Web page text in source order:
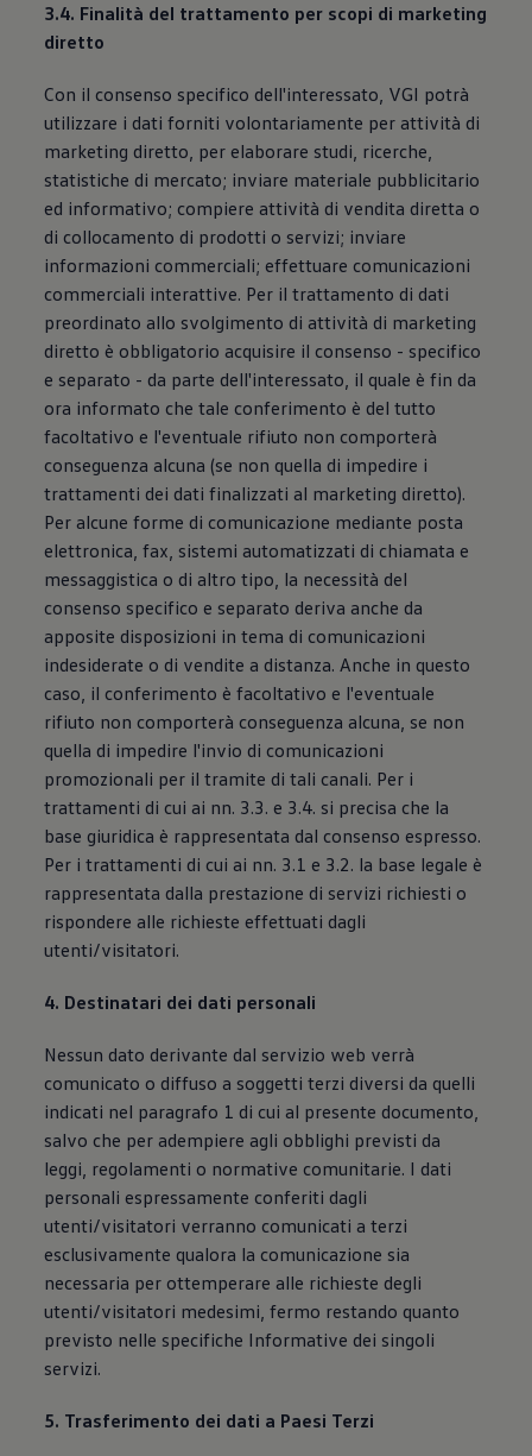
3.4. Finalità del trattamento per scopi di marketing
diretto
Con il consenso specifico dell'interessato, VGI potrà
utilizzare i dati forniti volontariamente per attività di
marketing diretto, per elaborare studi, ricerche,
statistiche di mercato; inviare materiale pubblicitario
ed informativo; compiere attività di vendita diretta o
di collocamento di prodotti o servizi; inviare
informazioni commerciali; effettuare comunicazioni
commerciali interattive. Per il trattamento di dati
preordinato allo svolgimento di attività di marketing
diretto è obbligatorio acquisire il consenso - specifico
e separato - da parte dell'interessato, il quale è fin da
ora informato che tale conferimento è del tutto
facoltativo e l'eventuale rifiuto non comporterà
conseguenza alcuna (se non quella di impedire i
trattamenti dei dati finalizzati al marketing diretto).
Per alcune forme di comunicazione mediante posta
elettronica, fax, sistemi automatizzati di chiamata e
messaggistica o di altro tipo, la necessità del
consenso specifico e separato deriva anche da
apposite disposizioni in tema di comunicazioni
indesiderate o di vendite a distanza. Anche in questo
caso, il conferimento è facoltativo e l'eventuale
rifiuto non comporterà conseguenza alcuna, se non
quella di impedire l'invio di comunicazioni
promozionali per il tramite di tali canali. Per i
trattamenti di cui ai nn. 3.3. e 3.4. si precisa che la
base giuridica è rappresentata dal consenso espresso.
Per i trattamenti di cui ai nn. 3.1 e 3.2. la base legale è
rappresentata dalla prestazione di servizi richiesti o
rispondere alle richieste effettuati dagli
utenti/visitatori.
4. Destinatari dei dati personali
Nessun dato derivante dal servizio web verrà
comunicato o diffuso a soggetti terzi diversi da quelli
indicati nel paragrafo 1 di cui al presente documento,
salvo che per adempiere agli obblighi previsti da
leggi, regolamenti o normative comunitarie. I dati
personali espressamente conferiti dagli
utenti/visitatori verranno comunicati a terzi
esclusivamente qualora la comunicazione sia
necessaria per ottemperare alle richieste degli
utenti/visitatori medesimi, fermo restando quanto
previsto nelle specifiche Informative dei singoli
servizi.
5. Trasferimento dei dati a Paesi Terzi